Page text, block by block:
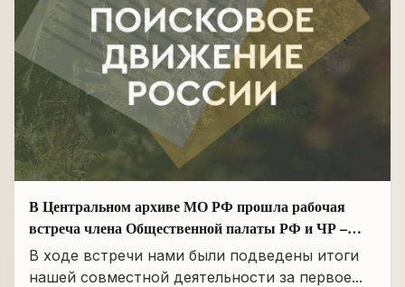
В Центральном архиве МО РФ прошла рабочая
встреча члена Общественной палаты РФ и ЧР –
Руководителя Регионального отделения «Поисковое
движение России» в ЧР Иса Сардалов с
В ходе встречи нами были подведены итоги
нашей совместной деятельности за первое...